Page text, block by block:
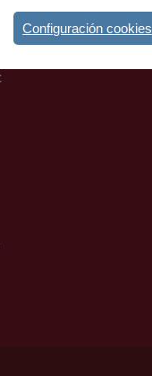
Configuración cookies
East